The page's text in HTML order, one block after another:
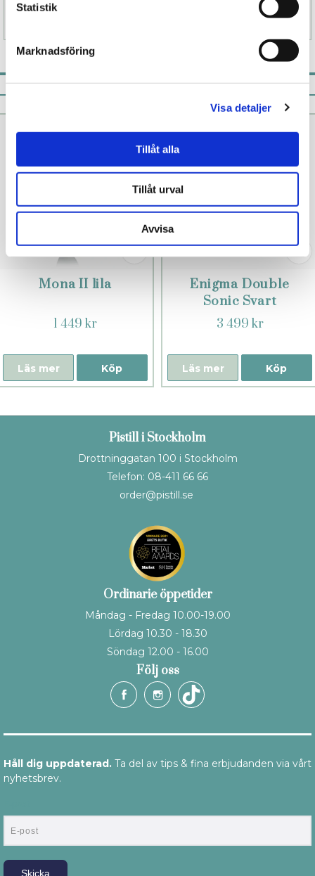
Statistik
Marknadsföring
Visa detaljer
Tillåt alla
Tillåt urval
Avvisa
Mona II lila
1 449 kr
Köp
Läs mer
Enigma Double
Sonic Svart
3 499 kr
Köp
Läs mer
Pistill i Stockholm
Drottninggatan 100 i Stockholm
Telefon: 08-411 66 66
order@pistill.se
Ordinarie öppetider
Måndag - Fredag 10.00-19.00
Lördag 10.30 - 18.30
Söndag 12.00 - 16.00
Följ oss
Håll dig uppdaterad. Ta del av tips & fina erbjudanden via vårt
nyhetsbrev.
Skicka